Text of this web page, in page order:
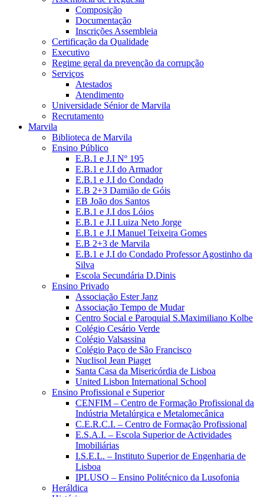
Composição
Documentação
Inscrições Assembleia
Certificação da Qualidade
Executivo
Regime geral da prevenção da corrupção
Serviços
Atestados
Atendimento
Universidade Sénior de Marvila
Recrutamento
Marvila
Biblioteca de Marvila
Ensino Público
E.B.1 e J.I Nº 195
E.B.1 e J.I do Armador
E.B.1 e J.I do Condado
E.B 2+3 Damião de Góis
EB João dos Santos
E.B.1 e J.I dos Lóios
E.B.1 e J.I Luiza Neto Jorge
E.B.1 e J.I Manuel Teixeira Gomes
E.B 2+3 de Marvila
E.B.1 e J.I do Condado Professor Agostinho da
Silva
Escola Secundária D.Dinis
Ensino Privado
Associação Ester Janz
Associação Tempo de Mudar
Centro Social e Paroquial S.Maximiliano Kolbe
Colégio Cesário Verde
Colégio Valsassina
Colégio Paço de São Francisco
Nuclisol Jean Piaget
Santa Casa da Misericórdia de Lisboa
United Lisbon International School
Ensino Profissional e Superior
CENFIM – Centro de Formação Profissional da
Indústria Metalúrgica e Metalomecânica
C.E.R.C.I. – Centro de Formação Profissional
E.S.A.I. – Escola Superior de Actividades
Imobiliárias
I.S.E.L. – Instituto Superior de Engenharia de
Lisboa
IPLUSO – Ensino Politécnico da Lusofonia
Heráldica